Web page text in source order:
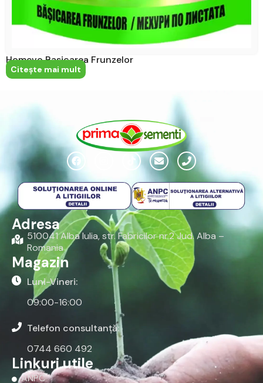
Homevo Basicarea Frunzelor
Citeşte mai mult
Adresa
510041 Alba Iulia, str. Fabricilor nr.2 Jud. Alba –
Romania
Magazin
Luni-Vineri:
09:00-16:00
Telefon consultanță:
0744 660 492
Linkuri utile
ANPC